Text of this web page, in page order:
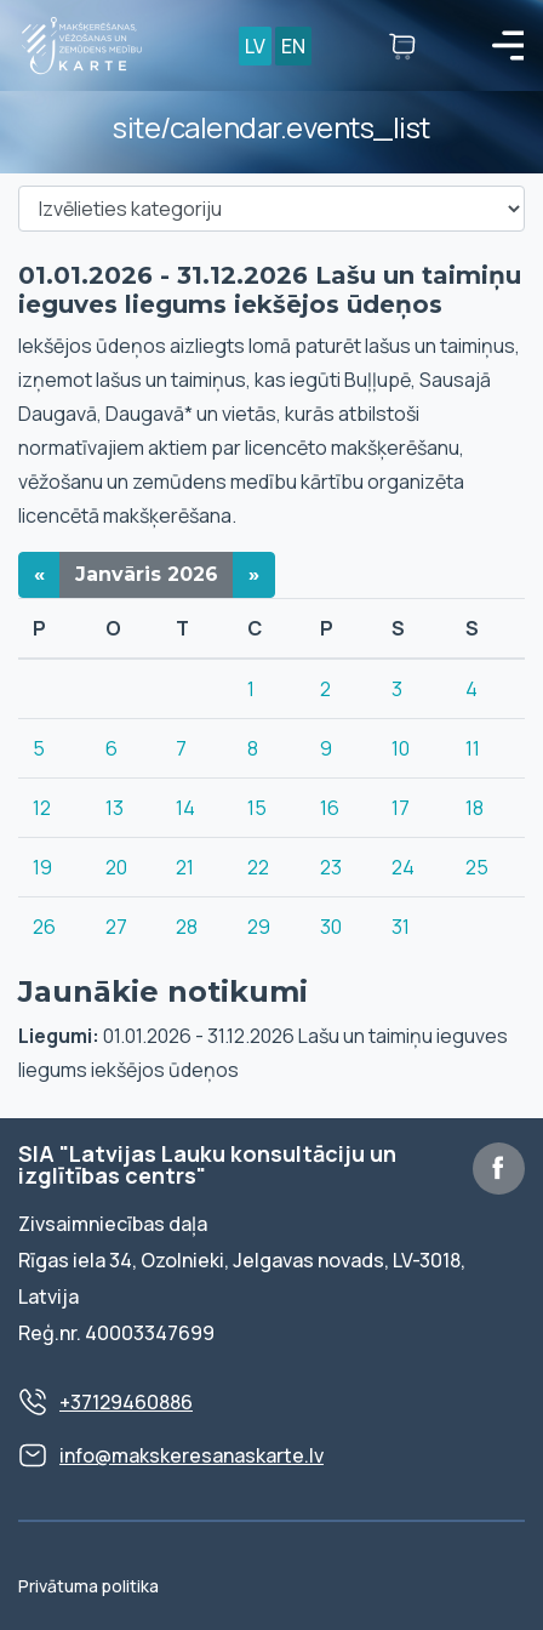
LV EN
site/calendar.events_list
01.01.2026 - 31.12.2026 Lašu un taimiņu
ieguves liegums iekšējos ūdeņos
Iekšējos ūdeņos aizliegts lomā paturēt lašus un taimiņus,
izņemot lašus un taimiņus, kas iegūti Buļļupē, Sausajā
Daugavā, Daugavā* un vietās, kurās atbilstoši
normatīvajiem aktiem par licencēto makšķerēšanu,
vēžošanu un zemūdens medību kārtību organizēta
licencētā makšķerēšana.
« Janvāris 2026 »
P O T C P S S
1 2 3 4
5 6 7 8 9 10 11
12 13 14 15 16 17 18
19 20 21 22 23 24 25
26 27 28 29 30 31
Jaunākie notikumi
Liegumi: 01.01.2026 - 31.12.2026 Lašu un taimiņu ieguves
liegums iekšējos ūdeņos
SIA "Latvijas Lauku konsultāciju un
izglītības centrs"
Zivsaimniecības daļa
Rīgas iela 34, Ozolnieki, Jelgavas novads, LV-3018,
Latvija
Reģ.nr. 40003347699
+37129460886
info@makskeresanaskarte.lv
Privātuma politika